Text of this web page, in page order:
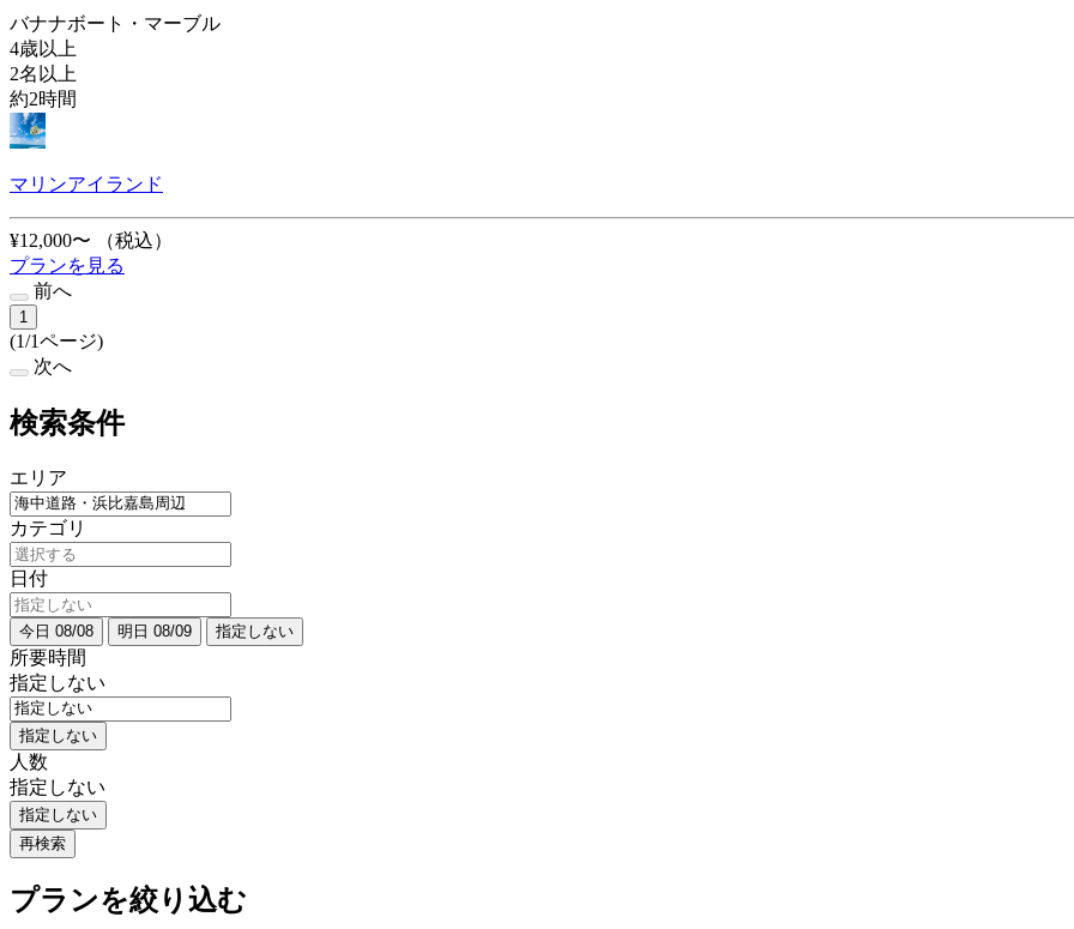
バナナボート・マーブル
4歳以上
2名以上
約2時間
マリンアイランド
¥12,000〜
（税込）
プランを見る
前へ
1
(1/1ページ)
次へ
検索条件
エリア
カテゴリ
日付
今日 08/08 明日 08/09 指定しない
所要時間
指定しない
指定しない
人数
指定しない
指定しない
再検索
プランを絞り込む